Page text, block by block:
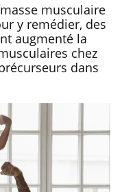
musculaire
y remédier, des
augmenté la
chez
dans